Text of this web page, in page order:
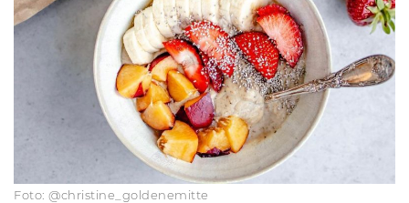
Foto: @christine_goldenemitte